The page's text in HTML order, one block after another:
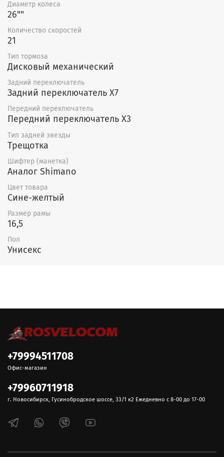
Диаметр колеса
26""
Количество скоростей
21
Тип тормоза
Дисковый механический
Задний переключатель
Задний переключатель X7
Передний переключатель
Передний переключатель X3
Тип задней звезды
Трещотка
Шифтер (манетка)
Аналог Shimano
Цвет товара
Сине-желтый
Размер рамы
16,5
Пол
Унисекс
+79994511708
Офис-магазин
+79960711918
г. Новосибирск, Гусинобродское шоссе, 33/1 к2 Ежедневно с 8-00 до 17-00